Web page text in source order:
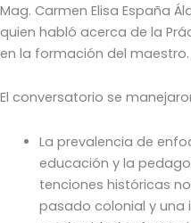
Mag. Carmen Elisa España
quien habló acerca de la
en la formación del maestro.
El conversatorio se
La prevalencia de
educación y la
tenciones históricas
pasado colonial y una